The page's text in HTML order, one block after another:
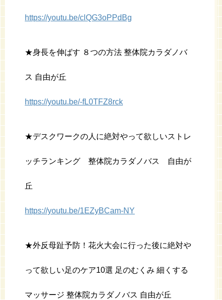
https://youtu.be/clQG3oPPdBg
★身長を伸ばす ８つの方法 整体院カラダノバ
ス 自由が丘
https://youtu.be/-fL0TFZ8rck
★デスクワークの人に絶対やって欲しいストレ
ッチランキング 整体院カラダノバス 自由が
丘
https://youtu.be/1EZyBCam-NY
★外反母趾予防！花火大会に行った後に絶対や
って欲しい足のケア10選 足のむくみ 細くする
マッサージ 整体院カラダノバス 自由が丘